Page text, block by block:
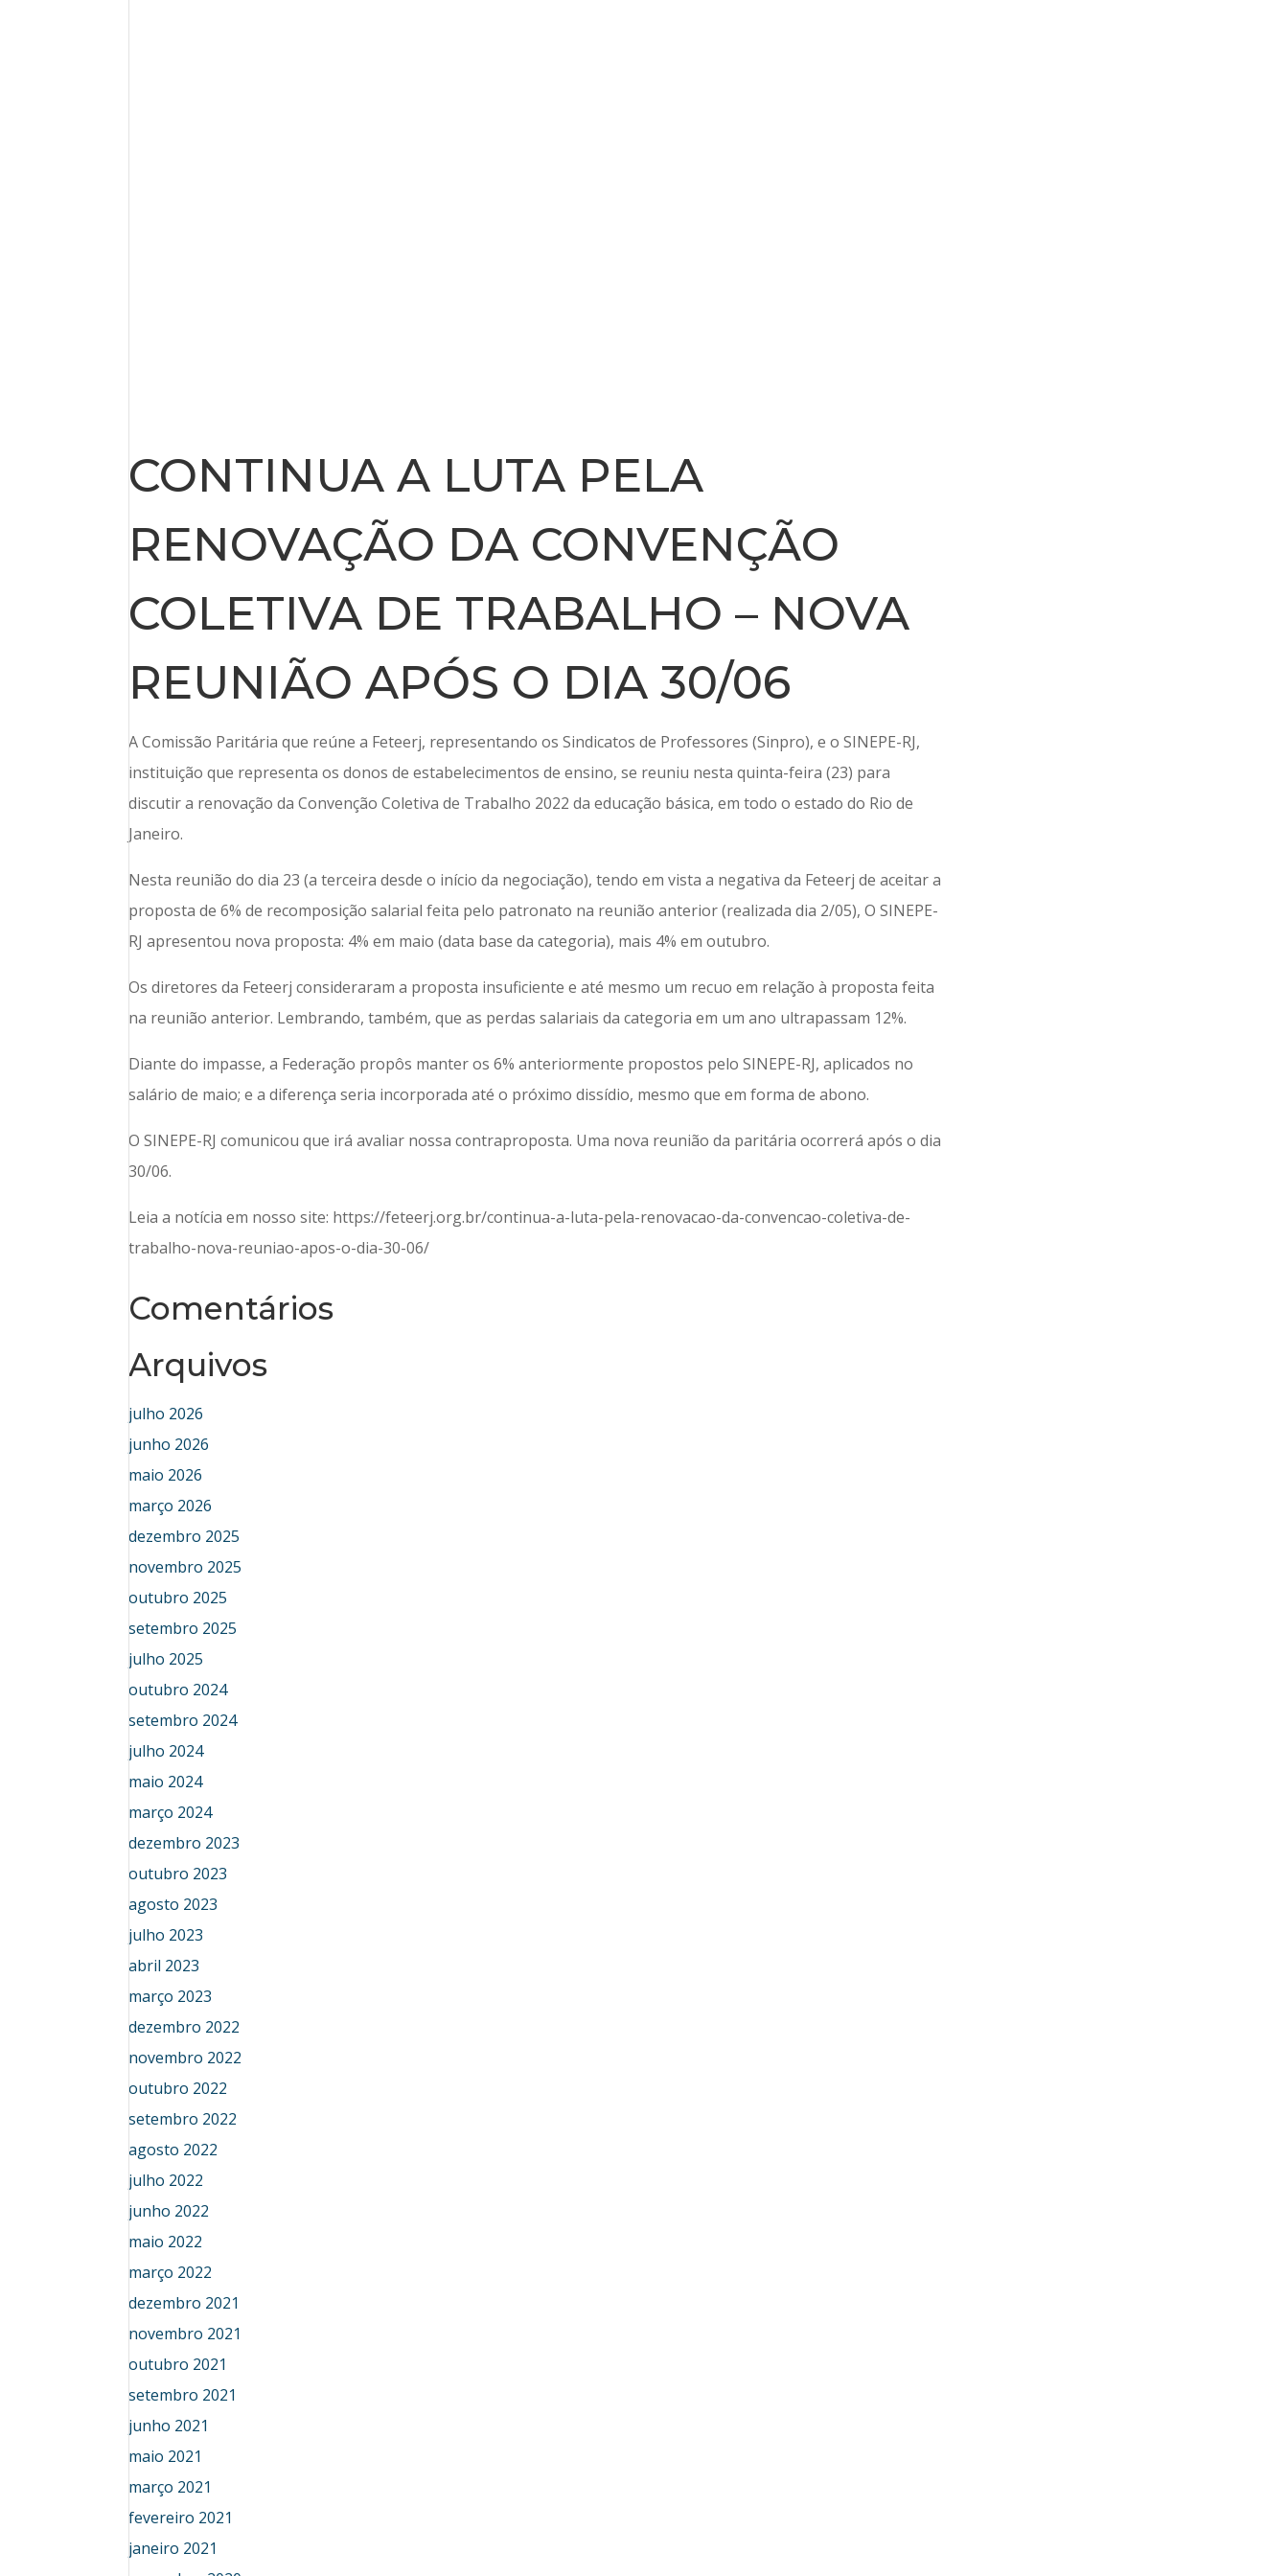
CONTINUA A LUTA PELA
RENOVAÇÃO DA CONVENÇÃO
COLETIVA DE TRABALHO – NOVA
REUNIÃO APÓS O DIA 30/06
A Comissão Paritária que reúne a Feteerj, representando os Sindicatos de Professores (Sinpro), e o SINEPE-RJ,
instituição que representa os donos de estabelecimentos de ensino, se reuniu nesta quinta-feira (23) para
discutir a renovação da Convenção Coletiva de Trabalho 2022 da educação básica, em todo o estado do Rio de
Janeiro.
Nesta reunião do dia 23 (a terceira desde o início da negociação), tendo em vista a negativa da Feteerj de aceitar a
proposta de 6% de recomposição salarial feita pelo patronato na reunião anterior (realizada dia 2/05), O SINEPE-
RJ apresentou nova proposta: 4% em maio (data base da categoria), mais 4% em outubro.
Os diretores da Feteerj consideraram a proposta insuficiente e até mesmo um recuo em relação à proposta feita
na reunião anterior. Lembrando, também, que as perdas salariais da categoria em um ano ultrapassam 12%.
Diante do impasse, a Federação propôs manter os 6% anteriormente propostos pelo SINEPE-RJ, aplicados no
salário de maio; e a diferença seria incorporada até o próximo dissídio, mesmo que em forma de abono.
O SINEPE-RJ comunicou que irá avaliar nossa contraproposta. Uma nova reunião da paritária ocorrerá após o dia
30/06.
Leia a notícia em nosso site: https://feteerj.org.br/continua-a-luta-pela-renovacao-da-convencao-coletiva-de-
trabalho-nova-reuniao-apos-o-dia-30-06/
Comentários
Arquivos
julho 2026
junho 2026
maio 2026
março 2026
dezembro 2025
novembro 2025
outubro 2025
setembro 2025
julho 2025
outubro 2024
setembro 2024
julho 2024
maio 2024
março 2024
dezembro 2023
outubro 2023
agosto 2023
julho 2023
abril 2023
março 2023
dezembro 2022
novembro 2022
outubro 2022
setembro 2022
agosto 2022
julho 2022
junho 2022
maio 2022
março 2022
dezembro 2021
novembro 2021
outubro 2021
setembro 2021
junho 2021
maio 2021
março 2021
fevereiro 2021
janeiro 2021